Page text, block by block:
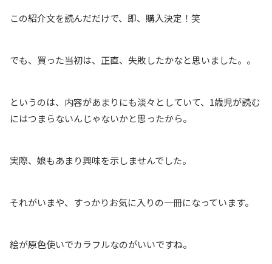
この紹介文を読んだだけで、即、購入決定！笑
でも、買った当初は、正直、失敗したかなと思いました。。
というのは、内容があまりにも淡々としていて、1歳児が読む
にはつまらないんじゃないかと思ったから。
実際、娘もあまり興味を示しませんでした。
それがいまや、すっかりお気に入りの一冊になっています。
絵が原色使いでカラフルなのがいいですね。